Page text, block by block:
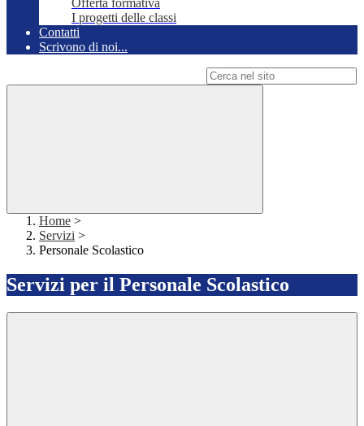
Offerta formativa
I progetti delle classi
Contatti
Scrivono di noi...
Home >
Servizi >
Personale Scolastico
Servizi per il Personale Scolastico